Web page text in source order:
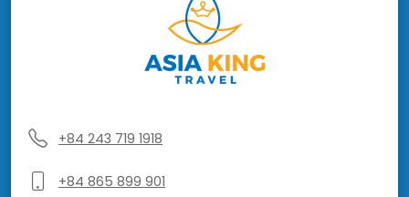
+84 243 719 1918
+84 865 899 901